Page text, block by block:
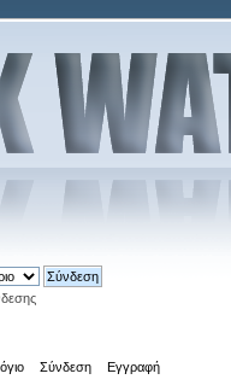
Σύνδεση Εγγραφή